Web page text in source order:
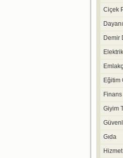
Ciçek
Demir
Elektrik
Eğitim
Finans
Giyim
Gıda